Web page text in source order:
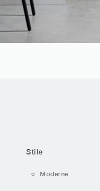
Stile
Moderne